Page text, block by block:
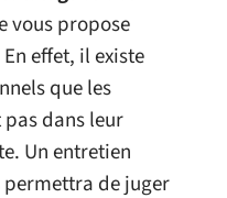
vous propose
effet, il existe
que les
dans leur
Un entretien
de juger